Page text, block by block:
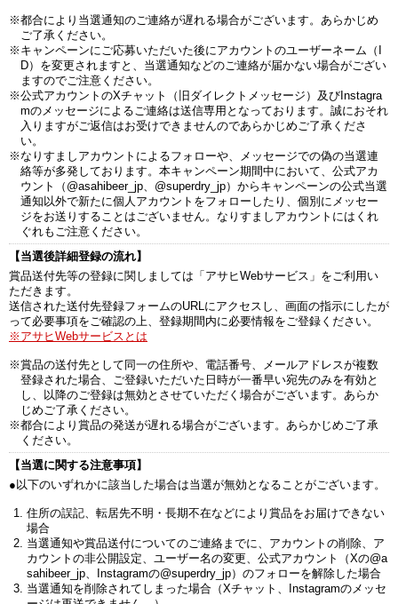
※都合により当選通知のご連絡が遅れる場合がございます。あらかじめ
ご了承ください。
※キャンペーンにご応募いただいた後にアカウントのユーザーネーム（I
D）を変更されますと、当選通知などのご連絡が届かない場合がござい
ますのでご注意ください。
※公式アカウントのXチャット（旧ダイレクトメッセージ）及びInstagra
mのメッセージによるご連絡は送信専用となっております。誠におそれ
入りますがご返信はお受けできませんのであらかじめご了承くださ
い。
※なりすましアカウントによるフォローや、メッセージでの偽の当選連
絡等が多発しております。本キャンペーン期間中において、公式アカ
ウント（@asahibeer_jp、@superdry_jp）からキャンペーンの公式当選
通知以外で新たに個人アカウントをフォローしたり、個別にメッセー
ジをお送りすることはございません。なりすましアカウントにはくれ
ぐれもご注意ください。
【当選後詳細登録の流れ】
賞品送付先等の登録に関しましては「アサヒWebサービス」をご利用い
ただきます。
送信された送付先登録フォームのURLにアクセスし、画面の指示にしたが
って必要事項をご確認の上、登録期間内に必要情報をご登録ください。
※アサヒWebサービスとは
※賞品の送付先として同一の住所や、電話番号、メールアドレスが複数
登録された場合、ご登録いただいた日時が一番早い宛先のみを有効と
し、以降のご登録は無効とさせていただく場合がございます。あらか
じめご了承ください。
※都合により賞品の発送が遅れる場合がございます。あらかじめご了承
ください。
【当選に関する注意事項】
●以下のいずれかに該当した場合は当選が無効となることがございます。
住所の誤記、転居先不明・長期不在などにより賞品をお届けできない
場合
当選通知や賞品送付についてのご連絡までに、アカウントの削除、ア
カウントの非公開設定、ユーザー名の変更、公式アカウント（Xの@a
sahibeer_jp、Instagramの@superdry_jp）のフォローを解除した場合
当選通知を削除されてしまった場合（Xチャット、Instagramのメッセ